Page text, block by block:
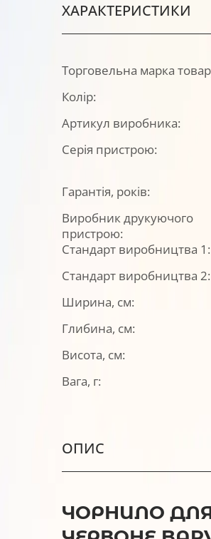
ХАРАКТЕРИСТИКИ
Торговельна марка
Колір:
Артикул виробника:
Серія пристрою:
Гарантія, років:
Виробник друкуючого
пристрою:
Стандарт виробництва 1:
Стандарт виробництва 2:
Ширина, см:
Глибина, см:
Висота, см:
Вага, г:
ОПИС
ЧОРНИЛО ДЛЯ